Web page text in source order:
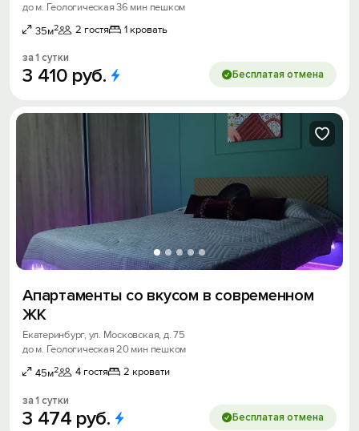
до м. Геологическая 36 мин пешком
35м2 2 гостя 1 кровать
за 1 сутки
3 410 руб. Бесплатая отмена
Апартаменты со вкусом в современном
ЖК
Екатеринбург, ул. Московская, д. 75
до м. Геологическая 20 мин пешком
45м2 4 гостя 2 кровати
за 1 сутки
3 474 руб. Бесплатая отмена